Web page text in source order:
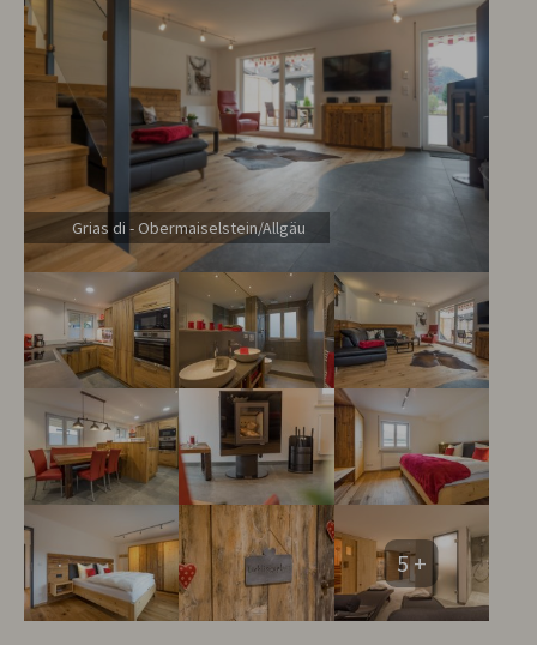
Grias di - Obermaiselstein/Allgäu
5 +